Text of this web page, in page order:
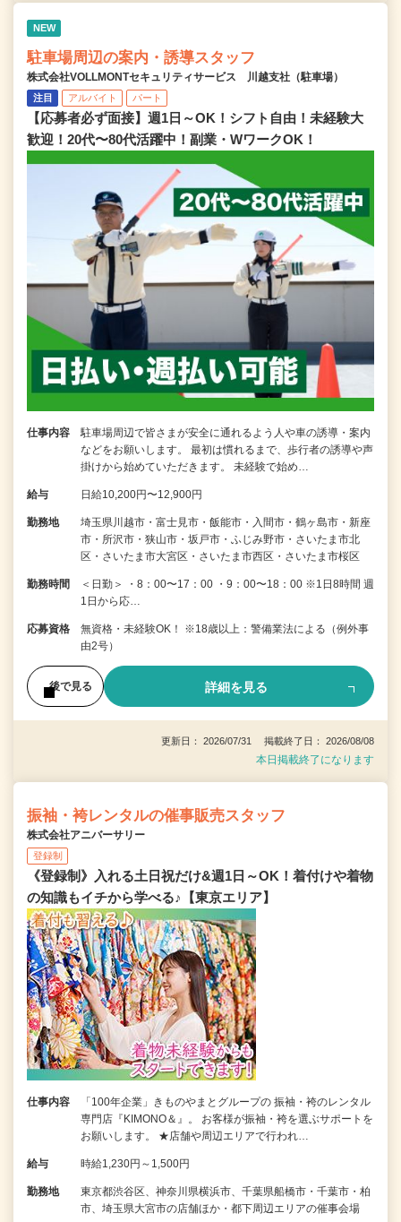
NEW
駐車場周辺の案内・誘導スタッフ
株式会社VOLLMONTセキュリティサービス 川越支社（駐車場）
注目 アルバイト パート
【応募者必ず面接】週1日～OK！シフト自由！未経験大
歓迎！20代〜80代活躍中！副業・WワークOK！
仕事内容
駐車場周辺で皆さまが安全に通れるよう人や車の誘導・案内
などをお願いします。 最初は慣れるまで、歩行者の誘導や声
掛けから始めていただきます。 未経験で始め…
給与 日給10,200円〜12,900円
勤務地
埼玉県川越市・富士見市・飯能市・入間市・鶴ヶ島市・新座
市・所沢市・狭山市・坂戸市・ふじみ野市・さいたま市北
区・さいたま市大宮区・さいたま市西区・さいたま市桜区
勤務時間
＜日勤＞ ・8：00〜17：00 ・9：00〜18：00 ※1日8時間 週
1日から応…
応募資格
無資格・未経験OK！ ※18歳以上：警備業法による（例外事
由2号）
後で見る 詳細を見る
更新日： 2026/07/31 掲載終了日： 2026/08/08
本日掲載終了になります
振袖・袴レンタルの催事販売スタッフ
株式会社アニバーサリー
登録制
《登録制》入れる土日祝だけ&週1日～OK！着付けや着物
の知識もイチから学べる♪【東京エリア】
仕事内容
「100年企業」きものやまとグループの 振袖・袴のレンタル
専門店『KIMONO＆』。 お客様が振袖・袴を選ぶサポートを
お願いします。 ★店舗や周辺エリアで行われ…
給与 時給1,230円～1,500円
勤務地
東京都渋谷区、神奈川県横浜市、千葉県船橋市・千葉市・柏
市、埼玉県大宮市の店舗ほか・都下周辺エリアの催事会場